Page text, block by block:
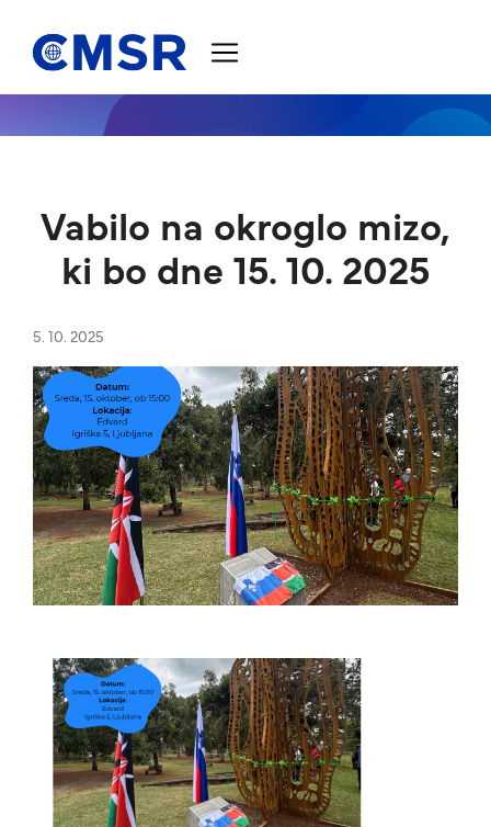
Vabilo na okroglo mizo,
ki bo dne 15. 10. 2025
5. 10. 2025